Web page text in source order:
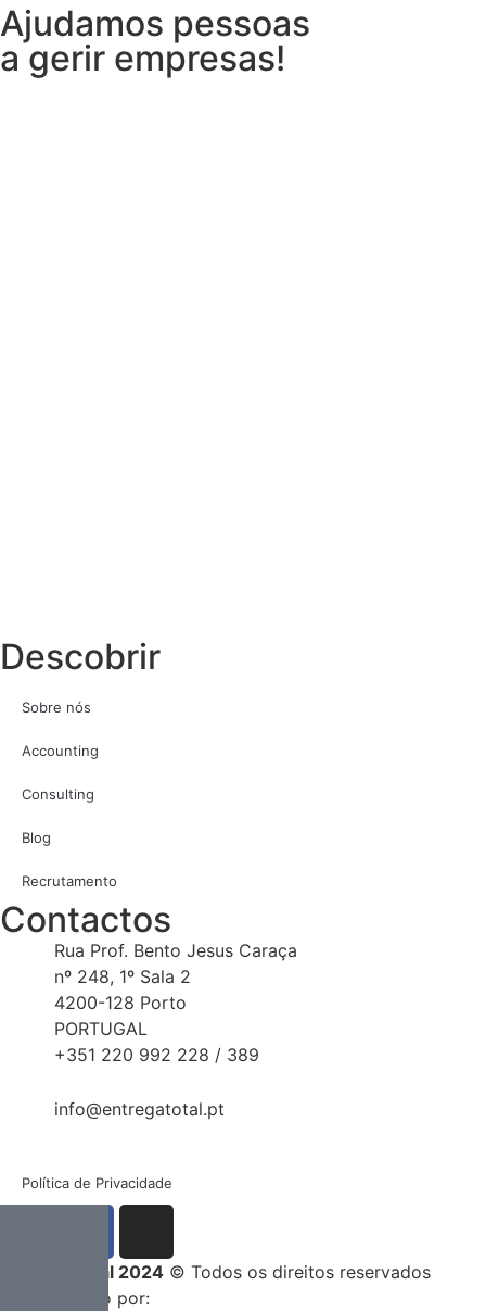
Ajudamos pessoas
a gerir empresas!
Descobrir
Sobre nós
Accounting
Consulting
Blog
Recrutamento
Contactos
Rua Prof. Bento Jesus Caraça
nº 248, 1º Sala 2
4200-128 Porto
PORTUGAL
+351 220 992 228 / 389
info@entregatotal.pt
Política de Privacidade
Entrega Total 2024 © Todos os direitos reservados
Desenvolvido por: